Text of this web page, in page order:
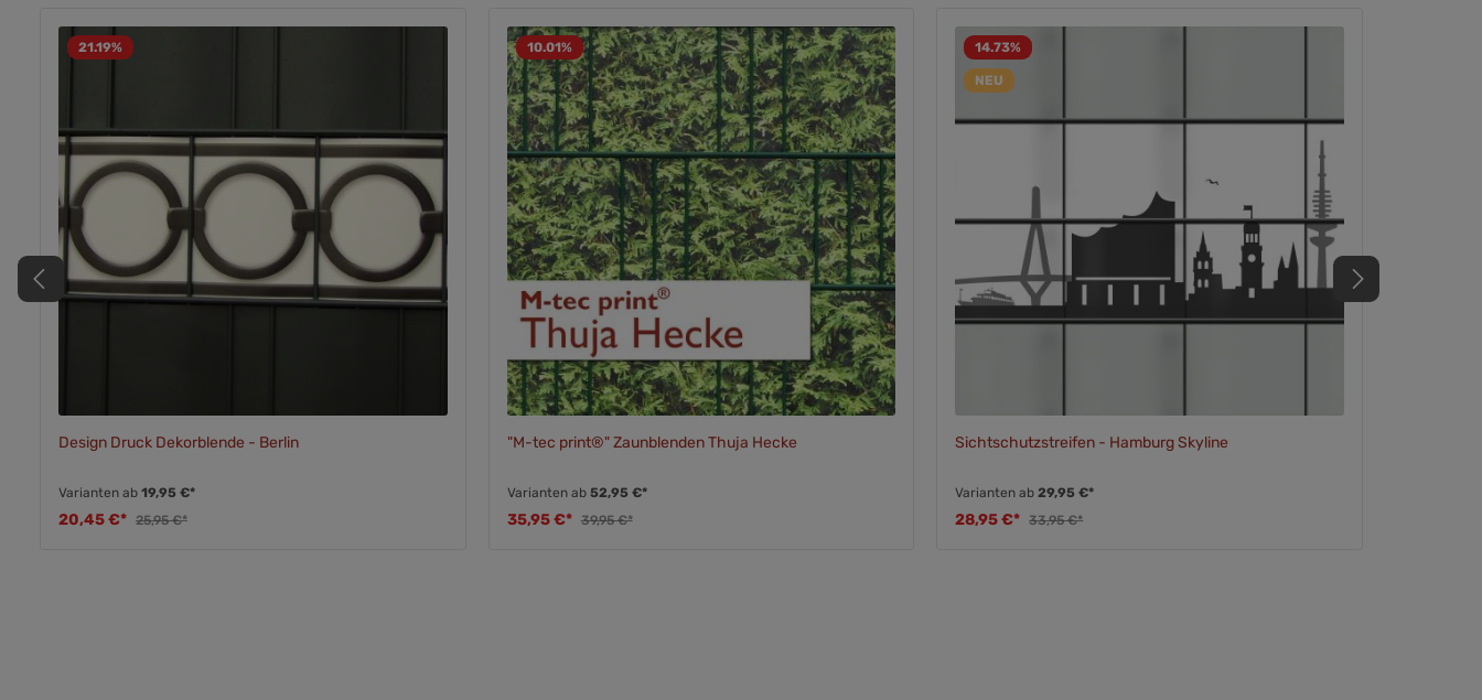
21.19%
Design Druck Dekorblende - Berlin
Varianten ab19,95 €*
20,45 €* 25,95 €*
10.01%
"M-tec print®" Zaunblenden Thuja Hecke
Varianten ab52,95 €*
35,95 €* 39,95 €*
14.73%
NEU
Sichtschutzstreifen - Hamburg Skyline
Varianten ab 29,95 €*
28,95 €* 33,95 €*